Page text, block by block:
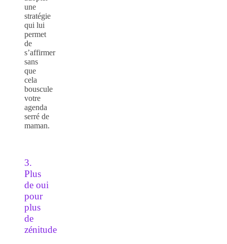
une
stratégie
qui lui
permet
de
s’affirmer
sans
que
cela
bouscule
votre
agenda
serré de
maman.
3.
Plus
de oui
pour
plus
de
zénitude